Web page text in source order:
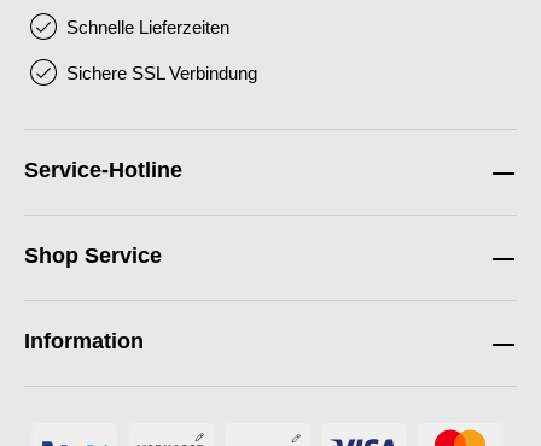
Schnelle Lieferzeiten
Sichere SSL Verbindung
Service-Hotline
Shop Service
Information